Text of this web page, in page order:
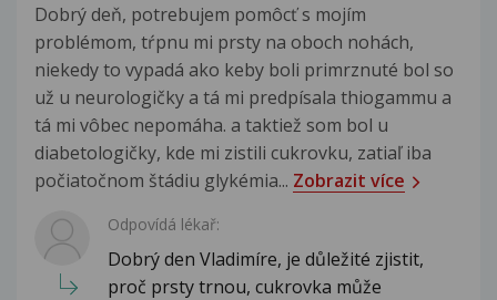
Dobrý deň, potrebujem pomôcť s mojím
problémom, tŕpnu mi prsty na oboch nohách,
niekedy to vypadá ako keby boli primrznuté bol so
už u neurologičky a tá mi predpísala thiogammu a
tá mi vôbec nepomáha. a taktiež som bol u
diabetologičky, kde mi zistili cukrovku, zatiaľ iba
počiatočnom štádiu glykémia... Zobrazit více
Odpovídá lékař:
Dobrý den Vladimíre, je důležité zjistit,
proč prsty trnou, cukrovka může